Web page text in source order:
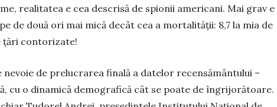
realitatea e cea descrisă de spio­nii ame­ricani. Mai grav e
de două ori mai mică de­cât cea a mortalității: 8,7 la mia de
țări contorizate!
nevoie de prelucrarea finală a datelor recensământului –
cu o dina­mică demografică cât se poate de în­grijo­ră­toare.